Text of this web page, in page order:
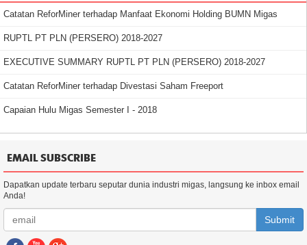
Catatan ReforMiner terhadap Manfaat Ekonomi Holding BUMN Migas
RUPTL PT PLN (PERSERO) 2018-2027
EXECUTIVE SUMMARY RUPTL PT PLN (PERSERO) 2018-2027
Catatan ReforMiner terhadap Divestasi Saham Freeport
Capaian Hulu Migas Semester I - 2018
EMAIL SUBSCRIBE
Dapatkan update terbaru seputar dunia industri migas, langsung ke inbox email
Anda!
Submit